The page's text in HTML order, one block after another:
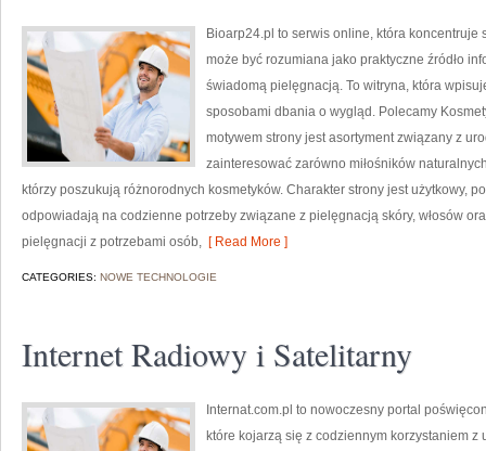
Bioarp24.pl to serwis online, która koncentruje
może być rozumiana jako praktyczne źródło
świadomą pielęgnacją. To witryna, która
sposobami dbania o wygląd. Polecamy
motywem strony jest asortyment związany z
zainteresować zarówno miłośników
którzy poszukują różnorodnych kosmetyków. Charakter strony jest użytkowy,
odpowiadają na codzienne potrzeby związane z pielęgnacją skóry, włosów
pielęgnacji z potrzebami osób, [ Read More ]
CATEGORIES: NOWE TECHNOLOGIE
Internet Radiowy i Satelitarny
Internat.com.pl to nowoczesny portal
które kojarzą się z codziennym korzystaniem